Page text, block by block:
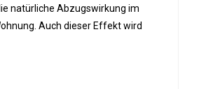
natürliche Abzugswirkung im
Auch dieser Effekt wird